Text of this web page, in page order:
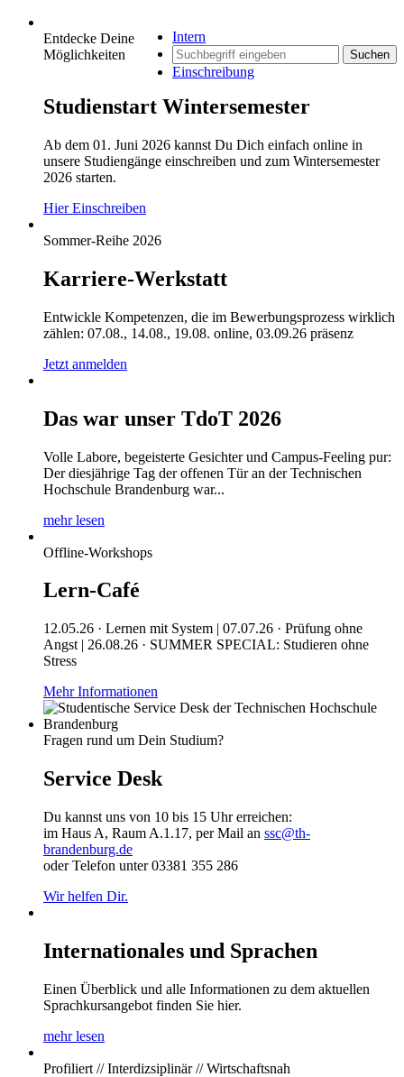
Intern
Suchen
Einschreibung
Entdecke Deine
Möglichkeiten
Studienstart Wintersemester
Ab dem 01. Juni 2026 kannst Du Dich einfach online in
unsere Studiengänge einschreiben und zum Wintersemester
2026 starten.
Hier Einschreiben
Sommer-Reihe 2026
Karriere-Werkstatt
Entwickle Kompetenzen, die im Bewerbungsprozess wirklich
zählen: 07.08., 14.08., 19.08. online, 03.09.26 präsenz
Jetzt anmelden
Das war unser TdoT 2026
Volle Labore, begeisterte Gesichter und Campus-Feeling pur:
Der diesjährige Tag der offenen Tür an der Technischen
Hochschule Brandenburg war...
mehr lesen
Offline-Workshops
Lern-Café
12.05.26 · Lernen mit System | 07.07.26 · Prüfung ohne
Angst | 26.08.26 · SUMMER SPECIAL: Studieren ohne
Stress
Mehr Informationen
Fragen rund um Dein Studium?
Service Desk
Du kannst uns von 10 bis 15 Uhr erreichen:
im Haus A, Raum A.1.17, per Mail an ssc@th-
brandenburg.de
oder Telefon unter 03381 355 286
Wir helfen Dir.
Internationales und Sprachen
Einen Überblick und alle Informationen zu dem aktuellen
Sprachkursangebot finden Sie hier.
mehr lesen
Profiliert // Interdizsiplinär // Wirtschaftsnah